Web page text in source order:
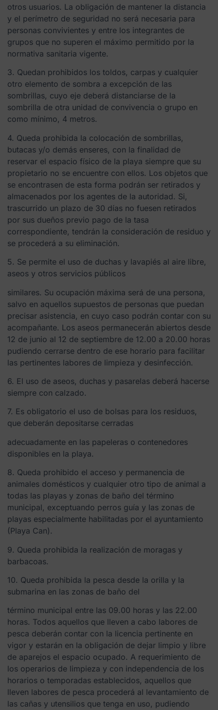
otros usuarios. La obligación de mantener la distancia
y el perímetro de seguridad no será necesaria para
personas convivientes y entre los integrantes de
grupos que no superen el máximo permitido por la
normativa sanitaria vigente.
3. Quedan prohibidos los toldos, carpas y cualquier
otro elemento de sombra a excepción de las
sombrillas, cuyo eje deberá distanciarse de la
sombrilla de otra unidad de convivencia o grupo en
como mínimo, 4 metros.
4. Queda prohibida la colocación de sombrillas,
butacas y/o demás enseres, con la finalidad de
reservar el espacio físico de la playa siempre que su
propietario no se encuentre con ellos. Los objetos que
se encontrasen de esta forma podrán ser retirados y
almacenados por los agentes de la autoridad. Si,
trascurrido un plazo de 30 días no fuesen retirados
por sus dueños previo pago de la tasa
correspondiente, tendrán la consideración de residuo y
se procederá a su eliminación.
5. Se permite el uso de duchas y lavapiés al aire libre,
aseos y otros servicios públicos
similares. Su ocupación máxima será de una persona,
salvo en aquellos supuestos de personas que puedan
precisar asistencia, en cuyo caso podrán contar con su
acompañante. Los aseos permanecerán abiertos desde
12 de junio al 12 de septiembre de 12.00 a 20.00 horas
pudiendo cerrarse dentro de ese horario para facilitar
las pertinentes labores de limpieza y desinfección.
6. El uso de aseos, duchas y pasarelas deberá hacerse
siempre con calzado.
7. Es obligatorio el uso de bolsas para los residuos,
que deberán depositarse cerradas
adecuadamente en las papeleras o contenedores
disponibles en la playa.
8. Queda prohibido el acceso y permanencia de
animales domésticos y cualquier otro tipo de animal a
todas las playas y zonas de baño del término
municipal, exceptuando perros guía y las zonas de
playas especialmente habilitadas por el ayuntamiento
(Playa Can).
9. Queda prohibida la realización de moragas y
barbacoas.
10. Queda prohibida la pesca desde la orilla y la
submarina en las zonas de baño del
término municipal entre las 09.00 horas y las 22.00
horas. Todos aquellos que lleven a cabo labores de
pesca deberán contar con la licencia pertinente en
vigor y estarán en la obligación de dejar limpio y libre
de aparejos el espacio ocupado. A requerimiento de
los operarios de limpieza y con independencia de los
horarios o temporadas establecidos, aquellos que
lleven labores de pesca procederá al levantamiento de
las cañas y utensilios que tenga en uso, pudiendo